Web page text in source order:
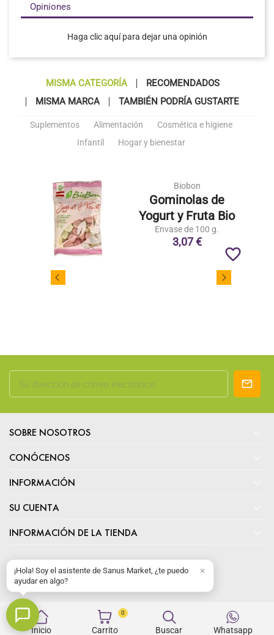
Inicio
0
Carrito Buscar Whatsapp
Opiniones
Haga clic aquí para dejar una opinión
MISMA CATEGORÍA
RECOMENDADOS
MISMA MARCA
TAMBIÉN PODRÍA GUSTARTE
Suplementos Alimentación
Cosmética e higiene
Infantil
Hogar y bienestar
Biobon
Gominolas de
Yogurt y Fruta Bio
Envase de 100 g.
3,07 €
favorite_border
SOBRE NOSOTROS
CONÓCENOS
INFORMACIÓN
SU CUENTA
INFORMACIÓN DE LA TIENDA
¡Hola! Soy el asistente de Sanus Market, ¿te puedo
ayudar en algo?